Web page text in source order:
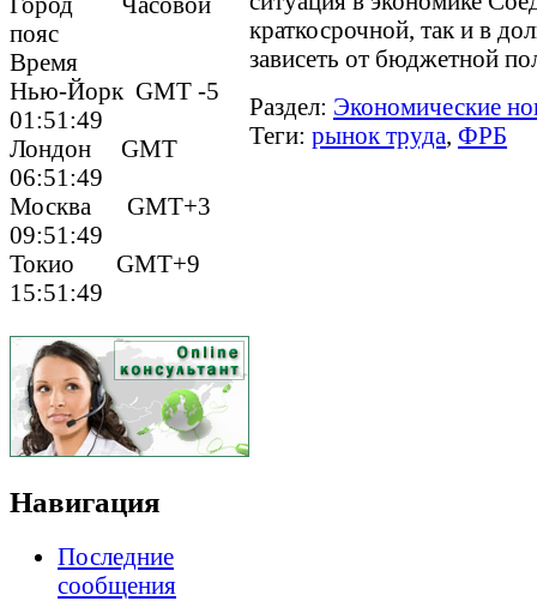
пояс
Время
Нью-Йорк GMT -5
01:51:49
Лондон GMT
06:51:49
Москва GMT+3
09:51:49
Токио GMT+9
15:51:49
Навигация
Последние
сообщения
краткосрочной, так и в
зависеть от бюджетной
Раздел: Экономические
Теги: рынок труда, ФРБ